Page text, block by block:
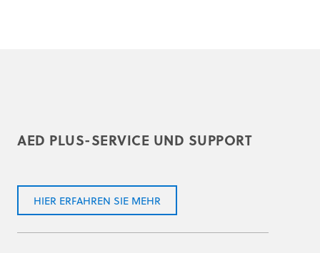
AED PLUS-SERVICE UND SUPPORT
HIER ERFAHREN SIE MEHR